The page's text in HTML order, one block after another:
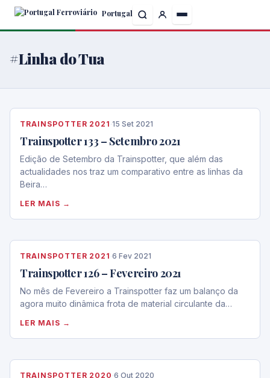
Skip
content
Portugal
#Linha do Tua
TRAINSPOTTER 2021 ·15 Set 2021
Trainspotter 133 – Setembro 2021
Edição de Setembro da Trainspotter, que além das
actualidades nos traz um comparativo entre as linhas da
Beira…
LER MAIS →
TRAINSPOTTER 2021 ·6 Fev 2021
Trainspotter 126 – Fevereiro 2021
No mês de Fevereiro a Trainspotter faz um balanço da
agora muito dinâmica frota de material circulante da…
LER MAIS →
TRAINSPOTTER 2020 ·6 Out 2020